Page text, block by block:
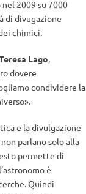
2009 su 7000
di divugazione
chimici.
Lago,
dovere
condividere la
e la divulgazione
parlano solo alla
permette di
è
Quindi